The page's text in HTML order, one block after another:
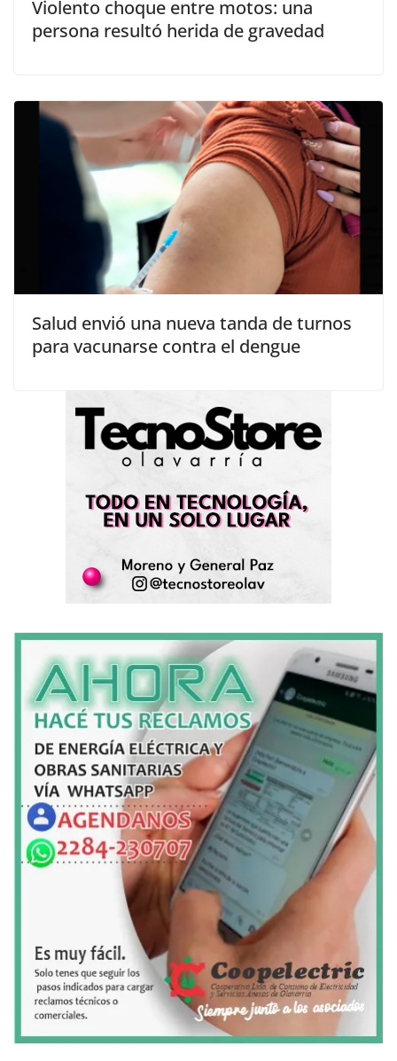
Violento choque entre motos: una
persona resultó herida de gravedad
Salud envió una nueva tanda de turnos
para vacunarse contra el dengue